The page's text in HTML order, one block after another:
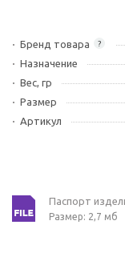
?
Бренд товара
Назначение
Вес, гр
Размер
Артикул
Паспорт
Размер: 2,7 мб